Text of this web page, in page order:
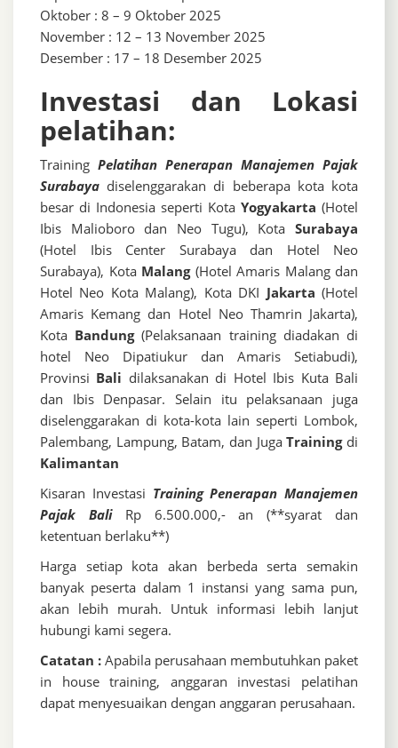
Oktober : 8 – 9 Oktober 2025
November : 12 – 13 November 2025
Desember : 17 – 18 Desember 2025
Investasi dan Lokasi
pelatihan:
Training Pelatihan Penerapan Manajemen Pajak
Surabaya diselenggarakan di beberapa kota kota
besar di Indonesia seperti Kota Yogyakarta (Hotel
Ibis Malioboro dan Neo Tugu), Kota Surabaya
(Hotel Ibis Center Surabaya dan Hotel Neo
Surabaya), Kota Malang(Hotel Amaris Malang dan
Hotel Neo Kota Malang), Kota DKI Jakarta (Hotel
Amaris Kemang dan Hotel Neo Thamrin Jakarta),
Kota Bandung(Pelaksanaan training diadakan di
hotel Neo Dipatiukur dan Amaris Setiabudi),
Provinsi Bali dilaksanakan di Hotel Ibis Kuta Bali
dan Ibis Denpasar. Selain itu pelaksanaan juga
diselenggarakan di kota-kota lain seperti Lombok,
Palembang, Lampung, Batam, dan JugaTrainingdi
Kalimantan
Kisaran Investasi Training Penerapan Manajemen
Pajak Bali
Rp 6.500.000,- an (**syarat dan
ketentuan berlaku**)
Harga setiap kota akan berbeda serta semakin
banyak peserta dalam 1 instansi yang sama pun,
akan lebih murah. Untuk informasi lebih lanjut
hubungi kami segera.
Catatan : Apabila perusahaan membutuhkan paket
in house training, anggaran investasi pelatihan
dapat menyesuaikan dengan anggaran perusahaan.